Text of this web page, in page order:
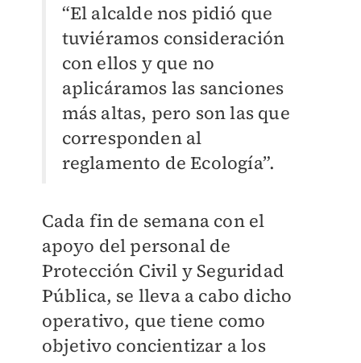
“El alcalde nos pidió que
tuviéramos consideración
con ellos y que no
aplicáramos las sanciones
más altas, pero son las que
corresponden al
reglamento de Ecología”.
Cada fin de semana con el
apoyo del personal de
Protección Civil y Seguridad
Pública, se lleva a cabo dicho
operativo, que tiene como
objetivo concientizar a los